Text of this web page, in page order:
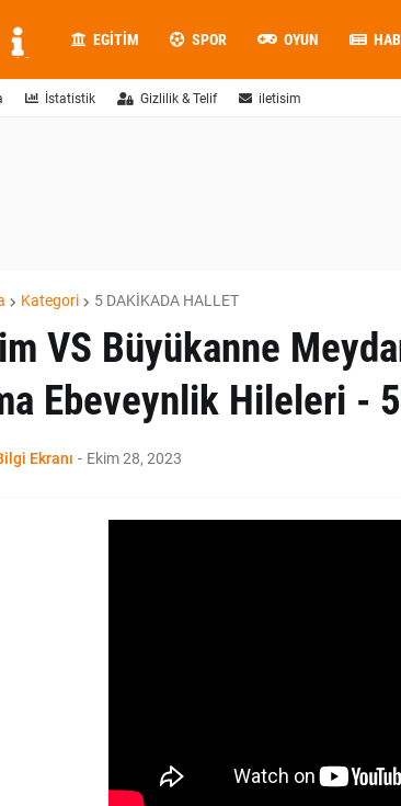
EGITIM SPOR OYUN
İstatistik Gizlilik & Telif iletisim
Kategori 5 DAKİKADA HALLET
VS Büyükanne
Ebeveynlik Hileleri -
Ekranı - Ekim 28, 2023